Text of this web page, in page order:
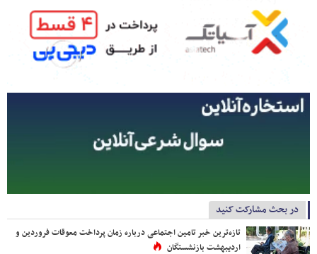
در بحث مشارکت کنید
تازه‌ترین خبر تامین اجتماعی درباره زمان پرداخت معوقات فروردین و
اردیبهشت بازنشستگان